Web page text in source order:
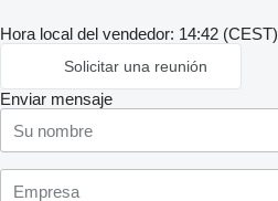
Hora local del vendedor: 14:42 (CEST)
Solicitar una reunión
Enviar mensaje